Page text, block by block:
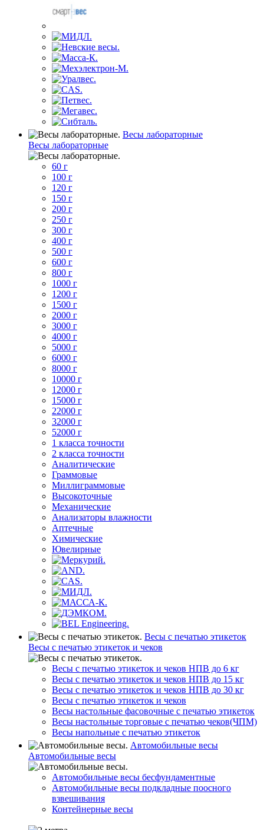
Весы лабораторные
Весы лабораторные
60 г
100 г
120 г
150 г
200 г
250 г
300 г
400 г
500 г
600 г
800 г
1000 г
1200 г
1500 г
2000 г
3000 г
4000 г
5000 г
6000 г
8000 г
10000 г
12000 г
15000 г
22000 г
32000 г
52000 г
1 класса точности
2 класса точности
Аналитические
Граммовые
Миллиграммовые
Высокоточные
Механические
Анализаторы влажности
Аптечные
Химические
Ювелирные
Весы с печатью этикеток
Весы с печатью этикеток и чеков
Весы с печатью этикеток и чеков НПВ до 6 кг
Весы с печатью этикеток и чеков НПВ до 15 кг
Весы с печатью этикеток и чеков НПВ до 30 кг
Весы с печатью этикеток и чеков
Весы настольные фасовочные с печатью этикеток
Весы настольные торговые с печатью чеков(ЧПМ)
Весы напольные с печатью этикеток
Автомобильные весы
Автомобильные весы
Автомобильные весы бесфундаментные
Автомобильные весы подкладные поосного
взвешивания
Контейнерные весы